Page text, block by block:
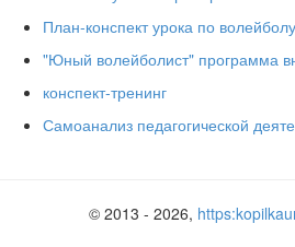
План-конспект урока по
"Юный волейболист" программа
конспект-тренинг
Самоанализ педагогической
© 2013 - 2026,